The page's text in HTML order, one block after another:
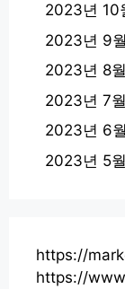
2023년 10
2023년 9월
2023년 8월
2023년 7월
2023년 6월
2023년 5월
https://
https://